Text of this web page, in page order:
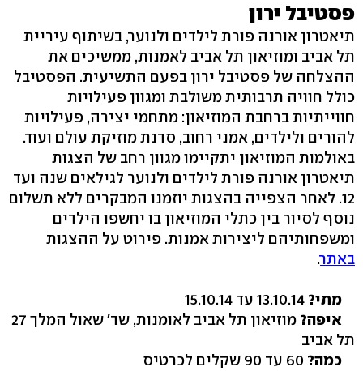
פסטיבל ירון
תיאטרון אורנה פורת לילדים ולנוער, בשיתוף עיריית
תל אביב ומוזיאון תל אביב לאמנות, ממשיכים את
ההצלחה של פסטיבל ירון בפעם התשיעית. הפסטיבל
כולל חוויה תרבותית משולבת ומגוון פעילויות
חווייתיות ברחבת המוזיאון: מתחמי יצירה, פעילויות
להורים ולילדים, אמני רחוב, סדנת מוזיקת עולם ועוד.
באולמות המוזיאון יתקיימו מגוון רחב של הצגות
תיאטרון אורנה פורת לילדים ולנוער לגילאים שנה ועד
12. לאחר הצפייה בהצגות יוזמנו המבקרים ללא תשלום
נוסף לסיור בין כתלי המוזיאון בו יחשפו הילדים
ומשפחותיהם ליצירות אמנות. פירוט על ההצגות
באתר.
מתי?
איפה?
מוזיאון תל אביב לאומנות, שד' שאול המלך 27
תל אביב
כמה?